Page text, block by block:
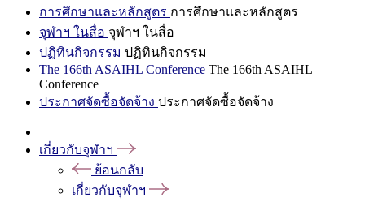
การศึกษาและหลักสูตร การศึกษาและหลักสูตร
จุฬาฯ ในสื่อ จุฬาฯ ในสื่อ
ปฏิทินกิจกรรม ปฏิทินกิจกรรม
The 166th ASAIHL Conference The 166th ASAIHL
Conference
ประกาศจัดซื้อจัดจ้าง ประกาศจัดซื้อจัดจ้าง
เกี่ยวกับจุฬาฯ
ย้อนกลับ
เกี่ยวกับจุฬาฯ